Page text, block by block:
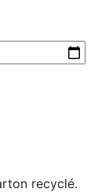
recyclé.